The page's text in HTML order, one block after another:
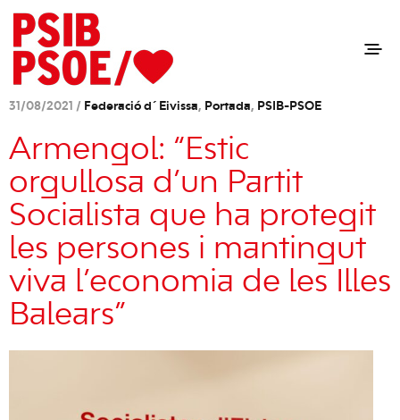
31/08/2021 / Federació d´Eivissa, Portada, PSIB-PSOE
Armengol: “Estic
orgullosa d’un Partit
Socialista que ha protegit
les persones i mantingut
viva l’economia de les Illes
Balears”